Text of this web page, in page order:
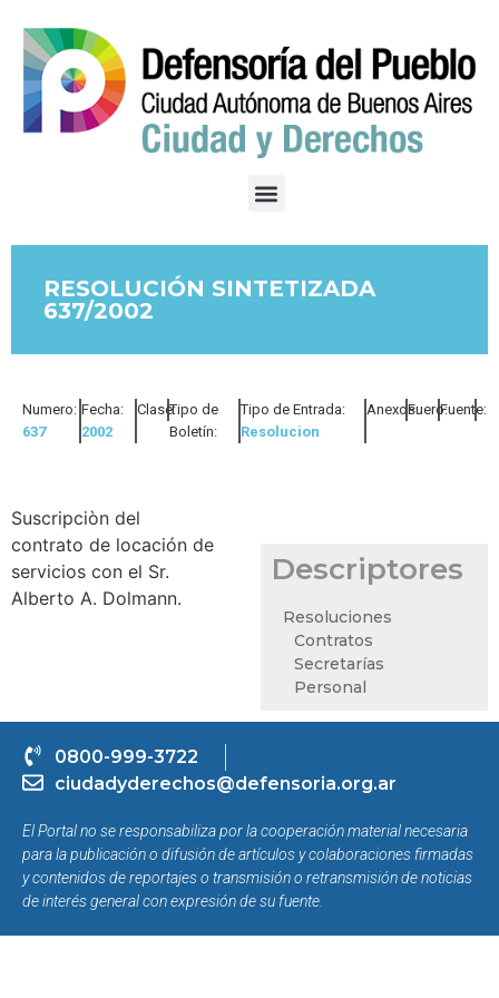
RESOLUCIÓN SINTETIZADA
637/2002
Numero:
637
Fecha:
2002
Clase:Tipo de
Boletín:
Tipo de Entrada:
Resolucion
Anexos:Fuero:Fuente:
Suscripciòn del
contrato de locación de
servicios con el Sr.
Alberto A. Dolmann.
Descriptores
Resoluciones
Contratos
Secretarías
Personal
0800-999-3722
ciudadyderechos@defensoria.org.ar
El Portal no se responsabiliza por la cooperación material necesaria
para la publicación o difusión de artículos y colaboraciones firmadas
y contenidos de reportajes o transmisión o retransmisión de noticias
de interés general con expresión de su fuente.